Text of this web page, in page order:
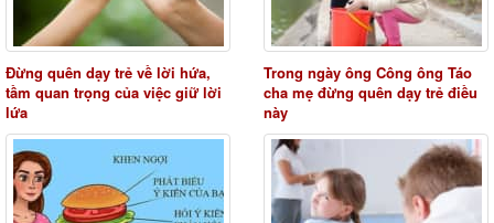
Đừng quên dạy trẻ về lời hứa,
tầm quan trọng của việc giữ lời
lứa
Trong ngày ông Công ông Táo
cha mẹ đừng quên dạy trẻ điều
này